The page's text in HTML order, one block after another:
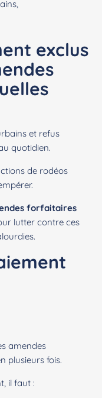
exclus
et refus
quotidien.
de rodéos
forfaitaires
lutter contre ces
amendes
plusieurs fois.
il faut :